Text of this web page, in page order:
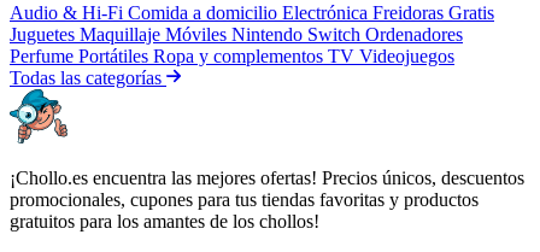
Audio & Hi-Fi Comida a domicilio Electrónica Freidoras Gratis
Juguetes Maquillaje Móviles Nintendo Switch Ordenadores
Perfume Portátiles Ropa y complementos TV Videojuegos
Todas las categorías
¡Chollo.es encuentra las mejores ofertas! Precios únicos, descuentos
promocionales, cupones para tus tiendas favoritas y productos
gratuitos para los amantes de los chollos!